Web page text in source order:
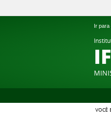
Ir para
VOCÊ